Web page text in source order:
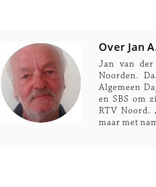
Over Jan
Jan van
Noorden.
Algemeen
en SBS om
RTV
maar met